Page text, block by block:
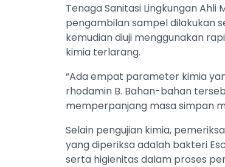
Tenaga Sanitasi Lingkungan Ahli
pengambilan sampel dilakukan
kemudian diuji menggunakan
kimia terlarang.
“Ada empat parameter kimia
rhodamin B. Bahan-bahan
memperpanjang masa simpan
Selain pengujian kimia,
yang diperiksa adalah bakteri
serta higienitas dalam proses